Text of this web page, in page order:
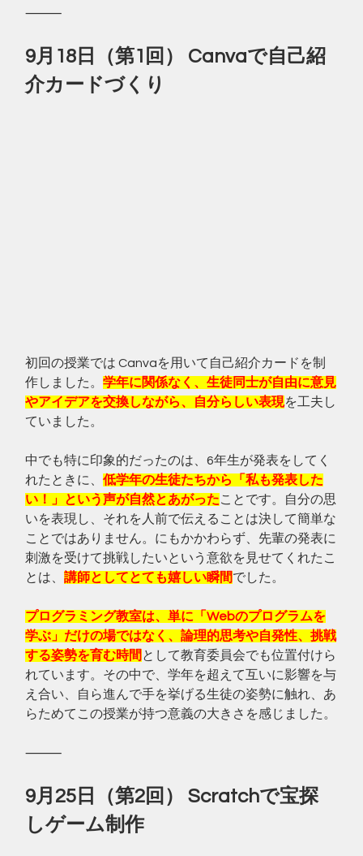
⸻
9月18日（第1回） Canvaで自己紹
介カードづくり
初回の授業では Canvaを用いて自己紹介カードを制
作しました。学年に関係なく、生徒同士が自由に意見
やアイデアを交換しながら、自分らしい表現を工夫し
ていました。
中でも特に印象的だったのは、6年生が発表をしてく
れたときに、低学年の生徒たちから「私も発表した
い！」という声が自然とあがったことです。自分の思
いを表現し、それを人前で伝えることは決して簡単な
ことではありません。にもかかわらず、先輩の発表に
刺激を受けて挑戦したいという意欲を見せてくれたこ
とは、講師としてとても嬉しい瞬間でした。
プログラミング教室は、単に「Webのプログラムを
学ぶ」だけの場ではなく、論理的思考や自発性、挑戦
する姿勢を育む時間 として教育委員会でも位置付けら
れています。その中で、学年を超えて互いに影響を与
え合い、自ら進んで手を挙げる生徒の姿勢に触れ、あ
らためてこの授業が持つ意義の大きさを感じました。
⸻
9月25日（第2回） Scratchで宝探
しゲーム制作